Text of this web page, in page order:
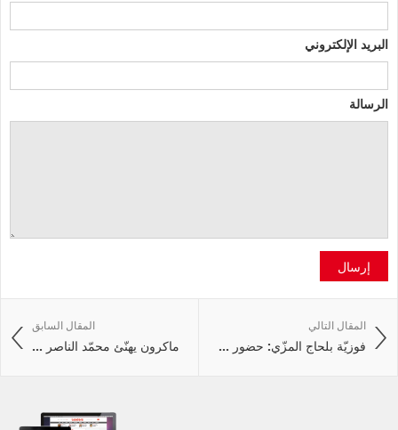
البريد الإلكتروني
الرسالة
إرسال
المقال السابق
ماكرون يهنّئ محمّد الناصر ...
المقال التالي
فوزيّة بلحاج المزّي: حضور ...